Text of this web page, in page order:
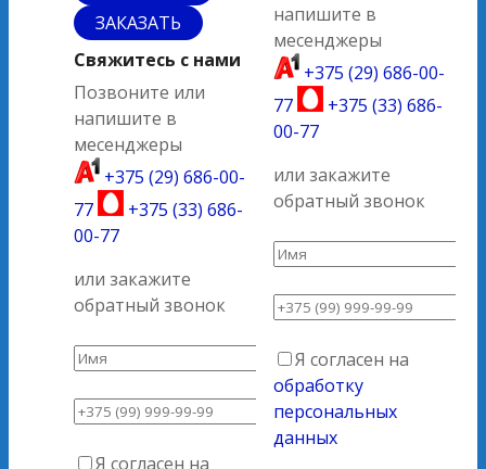
ЗАКАЗАТЬ
Свяжитесь с нами
Позвоните или
напишите в
месенджеры
+375 (29) 686-00-
77
+375 (33) 686-
00-77
или закажите
обратный звонок
Я согласен на
напишите в
месенджеры
+375 (29) 686-00-
77
+375 (33) 686-
00-77
или закажите
обратный звонок
Я согласен на
обработку
персональных
данных